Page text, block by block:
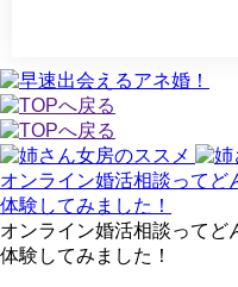
オンライン婚活相談ってど
体験してみました！
オンライン婚活相談ってど
体験してみました！